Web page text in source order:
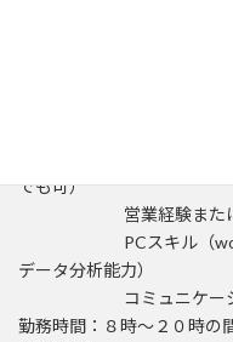
でも可）
営業経験または対
PCスキル（word/
データ分析能力）
コミュニケーシ
勤務時間：８時～２０時